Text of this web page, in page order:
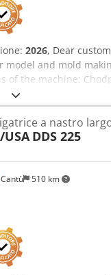
2026, Dear
and mold
of the machine:
2,400 mm -
1,400 rpm -
emergency stop -
7035 light grey,
other small parts
components
will be shown
Cantù 510 km
a nastro
USA DDS 225